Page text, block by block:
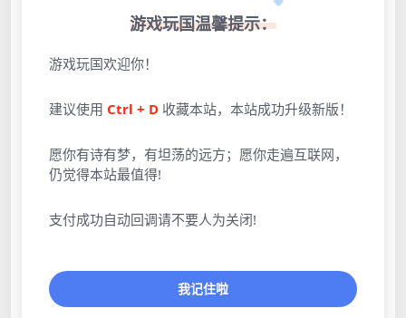
游戏玩国温馨提示：
游戏玩国欢迎你！
建议使用 Ctrl + D 收藏本站，本站成功升级新版！
愿你有诗有梦，有坦荡的远方；愿你走遍互联网，
仍觉得本站最值得!
支付成功自动回调请不要人为关闭!
我记住啦